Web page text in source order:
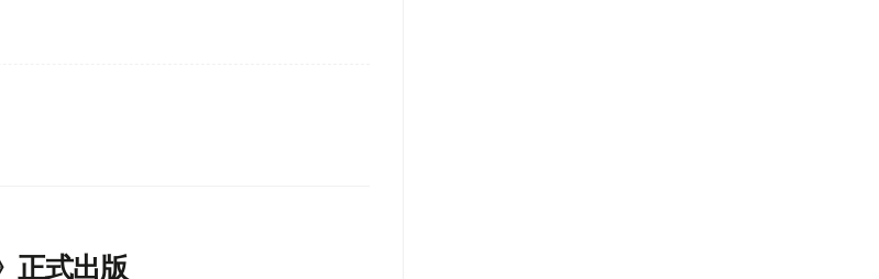
正式出版